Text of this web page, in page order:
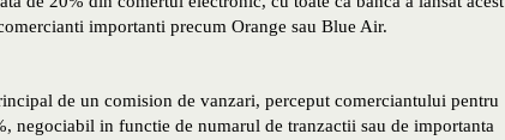
importanti precum Orange sau Blue Air.
de un comision de vanzari, perceput comerciantului pentru
in functie de numarul de tranzactii sau de importanta